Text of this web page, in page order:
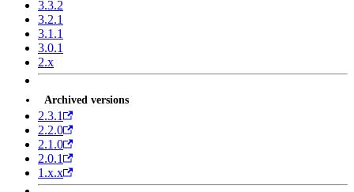
3.3.2
3.2.1
3.1.1
3.0.1
2.x
Archived versions
2.3.1
2.2.0
2.1.0
2.0.1
1.x.x